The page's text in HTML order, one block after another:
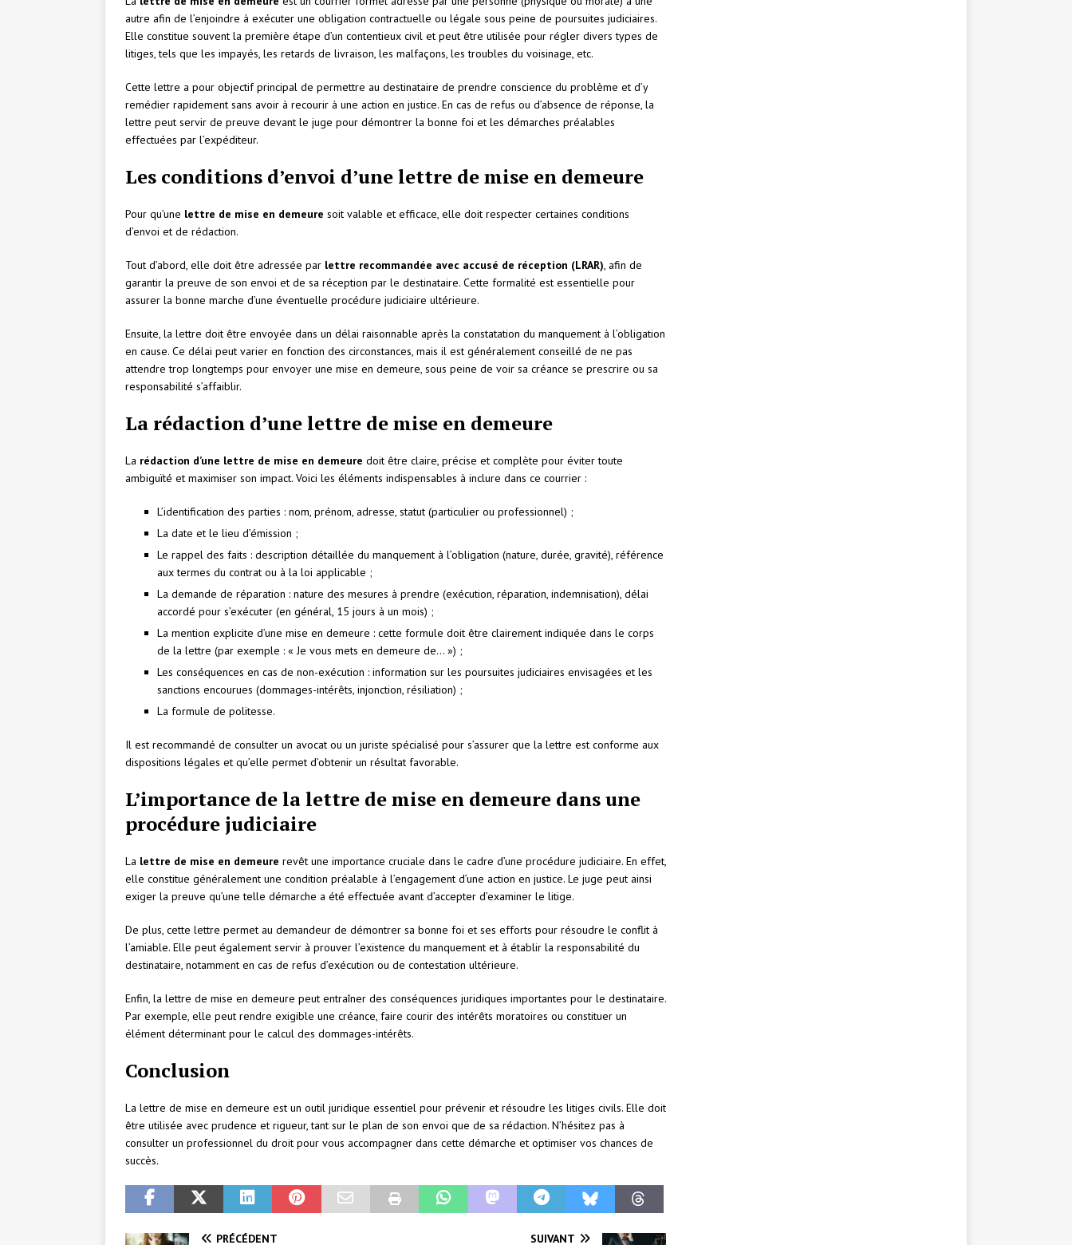
autre afin de l’enjoindre à exécuter une obligation contractuelle ou légale sous peine de poursuites judiciaires.
Elle constitue souvent la première étape d’un contentieux civil et peut être utilisée pour régler divers types de
litiges, tels que les impayés, les retards de livraison, les malfaçons, les troubles du voisinage, etc.
Cette lettre a pour objectif principal de permettre au destinataire de prendre conscience du problème et d’y
remédier rapidement sans avoir à recourir à une action en justice. En cas de refus ou d’absence de réponse, la
lettre peut servir de preuve devant le juge pour démontrer la bonne foi et les démarches préalables
effectuées par l’expéditeur.
Les conditions d’envoi d’une lettre de mise en demeure
Pour qu’une lettre de mise en demeure soit valable et efficace, elle doit respecter certaines conditions
d’envoi et de rédaction.
Tout d’abord, elle doit être adressée par lettre recommandée avec accusé de réception (LRAR), afin de
garantir la preuve de son envoi et de sa réception par le destinataire. Cette formalité est essentielle pour
assurer la bonne marche d’une éventuelle procédure judiciaire ultérieure.
Ensuite, la lettre doit être envoyée dans un délai raisonnable après la constatation du manquement à l’obligation
en cause. Ce délai peut varier en fonction des circonstances, mais il est généralement conseillé de ne pas
attendre trop longtemps pour envoyer une mise en demeure, sous peine de voir sa créance se prescrire ou sa
responsabilité s’affaiblir.
La rédaction d’une lettre de mise en demeure
La rédaction d’une lettre de mise en demeure doit être claire, précise et complète pour éviter toute
ambiguïté et maximiser son impact. Voici les éléments indispensables à inclure dans ce courrier :
L’identification des parties : nom, prénom, adresse, statut (particulier ou professionnel) ;
La date et le lieu d’émission ;
Le rappel des faits : description détaillée du manquement à l’obligation (nature, durée, gravité), référence
aux termes du contrat ou à la loi applicable ;
La demande de réparation : nature des mesures à prendre (exécution, réparation, indemnisation), délai
accordé pour s’exécuter (en général, 15 jours à un mois) ;
La mention explicite d’une mise en demeure : cette formule doit être clairement indiquée dans le corps
de la lettre (par exemple : « Je vous mets en demeure de… ») ;
Les conséquences en cas de non-exécution : information sur les poursuites judiciaires envisagées et les
sanctions encourues (dommages-intérêts, injonction, résiliation) ;
La formule de politesse.
Il est recommandé de consulter un avocat ou un juriste spécialisé pour s’assurer que la lettre est conforme aux
dispositions légales et qu’elle permet d’obtenir un résultat favorable.
L’importance de la lettre de mise en demeure dans une
procédure judiciaire
La lettre de mise en demeure revêt une importance cruciale dans le cadre d’une procédure judiciaire. En effet,
elle constitue généralement une condition préalable à l’engagement d’une action en justice. Le juge peut ainsi
exiger la preuve qu’une telle démarche a été effectuée avant d’accepter d’examiner le litige.
De plus, cette lettre permet au demandeur de démontrer sa bonne foi et ses efforts pour résoudre le conflit à
l’amiable. Elle peut également servir à prouver l’existence du manquement et à établir la responsabilité du
destinataire, notamment en cas de refus d’exécution ou de contestation ultérieure.
Enfin, la lettre de mise en demeure peut entraîner des conséquences juridiques importantes pour le destinataire.
Par exemple, elle peut rendre exigible une créance, faire courir des intérêts moratoires ou constituer un
élément déterminant pour le calcul des dommages-intérêts.
Conclusion
La lettre de mise en demeure est un outil juridique essentiel pour prévenir et résoudre les litiges civils. Elle doit
être utilisée avec prudence et rigueur, tant sur le plan de son envoi que de sa rédaction. N’hésitez pas à
consulter un professionnel du droit pour vous accompagner dans cette démarche et optimiser vos chances de
succès.
PRÉCÉDENT SUIVANT